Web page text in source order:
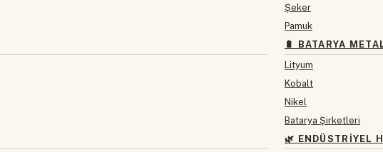
Şeker
Pamuk
🔋 BATARYA
Lityum
Kobalt
Nikel
Batarya Şirketleri
🌿 ENDÜSTRIYEL